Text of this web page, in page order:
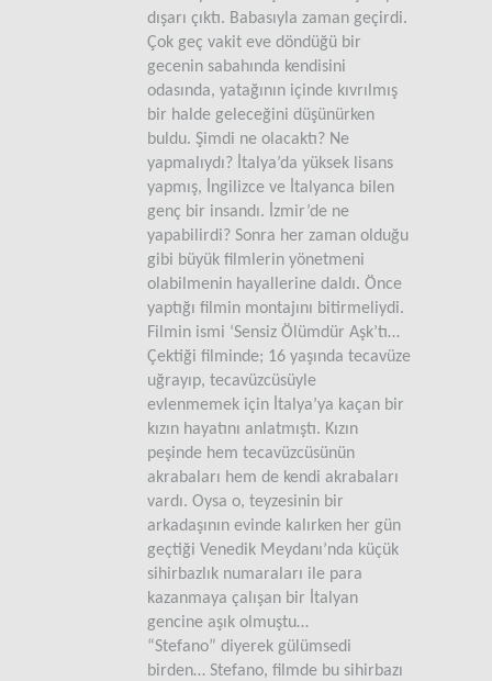
dışarı çıktı. Babasıyla zaman geçirdi.
Çok geç vakit eve döndüğü bir
gecenin sabahında kendisini
odasında, yatağının içinde kıvrılmış
bir halde geleceğini düşünürken
buldu. Şimdi ne olacaktı? Ne
yapmalıydı? İtalya’da yüksek lisans
yapmış, İngilizce ve İtalyanca bilen
genç bir insandı. İzmir’de ne
yapabilirdi? Sonra her zaman olduğu
gibi büyük filmlerin yönetmeni
olabilmenin hayallerine daldı. Önce
yaptığı filmin montajını bitirmeliydi.
Filmin ismi ‘Sensiz Ölümdür Aşk’tı…
Çektiği filminde; 16 yaşında tecavüze
uğrayıp, tecavüzcüsüyle
evlenmemek için İtalya’ya kaçan bir
kızın hayatını anlatmıştı. Kızın
peşinde hem tecavüzcüsünün
akrabaları hem de kendi akrabaları
vardı. Oysa o, teyzesinin bir
arkadaşının evinde kalırken her gün
geçtiği Venedik Meydanı’nda küçük
sihirbazlık numaraları ile para
kazanmaya çalışan bir İtalyan
gencine aşık olmuştu…
“Stefano” diyerek gülümsedi
birden… Stefano, filmde bu sihirbazı